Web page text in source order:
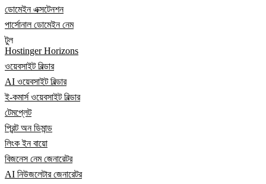
ডোমেইন এক্সটেনশন
পার্সোনাল ডোমেইন নেম
টুল
Hostinger Horizons
ওয়েবসাইট বিল্ডার
AI ওয়েবসাইট বিল্ডার
ই-কমার্স ওয়েবসাইট বিল্ডার
টেমপ্লেট
প্রিন্ট অন ডিমান্ড
লিংক ইন বায়ো
বিজনেস নেম জেনারেটর
AI নিউজলেটার জেনারেটর